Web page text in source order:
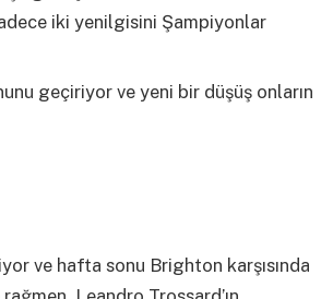
iki yenilgisini Şampiyonlar
geçiriyor ve yeni bir düşüş onların
ve hafta sonu Brighton karşısında